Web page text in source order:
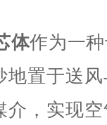
体作为一
地置于送
介，实现